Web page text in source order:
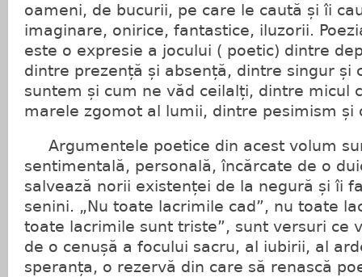
oameni, de bucurii, pe care le caută și îi
imaginare, onirice, fantastice, iluzorii.
este o expresie a jocului ( poetic) dintre
dintre prezență și absență, dintre singur și
suntem și cum ne văd ceilalți, dintre micul
marele zgomot al lumii, dintre pesimism și
Argumentele poetice din acest volum
sentimentală, personală, încărcate de o
salvează norii existenței de la negură și îi
senini. „Nu toate lacrimile cad”, nu toate
toate lacrimile sunt triste”, sunt versuri ce
de o cenușă a focului sacru, al iubirii, al
speranța, o rezervă din care să renască